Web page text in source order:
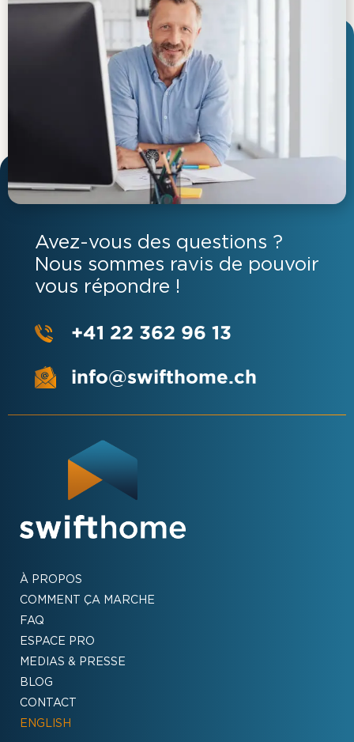
Avez-vous des questions ?
Nous sommes ravis de pouvoir
vous répondre !
+41 22 362 96 13
info@swifthome.ch
À PROPOS
COMMENT ÇA MARCHE
FAQ
ESPACE PRO
MEDIAS & PRESSE
BLOG
CONTACT
ENGLISH